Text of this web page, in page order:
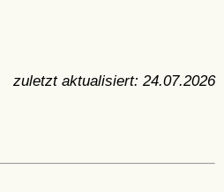
zuletzt aktualisiert: 24.07.2026